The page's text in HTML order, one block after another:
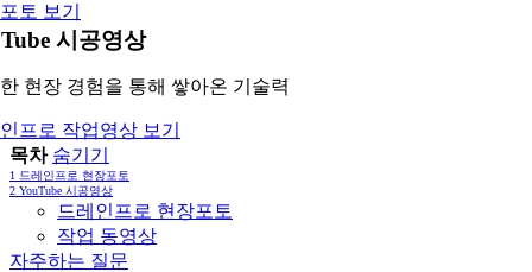
토 보기
시공영상
현장 경험을 통해 쌓아온 기술력
프로 작업영상 보기
목차 숨기기
1 드레인프로 현장포토
2 YouTube 시공영상
드레인프로 현장포토
작업 동영상
자주하는 질문